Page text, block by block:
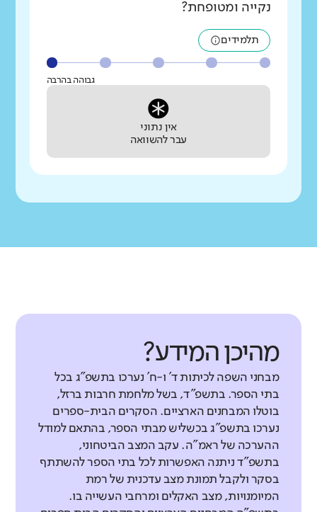
נקייה ומטופחת?
תלמידים
גבוהה בהרבה
אין נתוני
עבר להשוואה
מהיכן המידע?
מבחני השפה לכיתות ד' ו-ח' נערכו בתשפ"ג בכל
בתי הספר. בתשפ"ד, בשל מלחמת חרבות ברזל,
בוטלו המבחנים הארציים. הסקרים הבית-ספרים
נערכו בתשפ"ג בכשליש מבתי הספר, בהתאם למודל
ההערכה של ראמ"ה. עקב המצב הביטחוני,
בתשפ"ד ניתנה האפשרות לכל בתי הספר להשתתף
בסקר ולקבל תמונת מצב עדכנית של רמת
המיומנויות, מצב האקלים ומרחבי העשייה בו.